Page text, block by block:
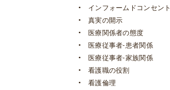
インフォームドコンセント
真実の開示
医療関係者の態度
医療従事者-患者関係
医療従事者-家族関係
看護職の役割
看護倫理